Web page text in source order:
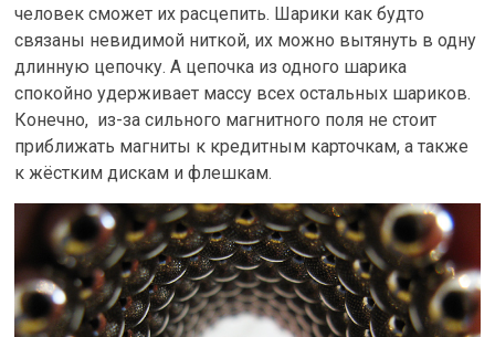
человек сможет их расцепить. Шарики как будто
связаны невидимой ниткой, их можно вытянуть в одну
длинную цепочку. А цепочка из одного шарика
спокойно удерживает массу всех остальных шариков.
Конечно, из-за сильного магнитного поля не стоит
приближать магниты к кредитным карточкам, а также
к жёстким дискам и флешкам.